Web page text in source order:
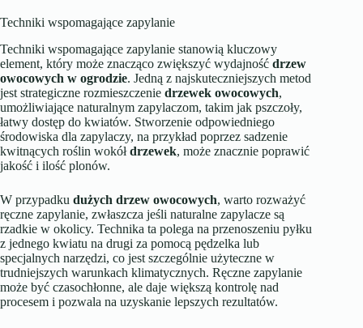
Techniki wspomagające zapylanie
Techniki wspomagające zapylanie stanowią kluczowy
element, który może znacząco zwiększyć wydajność drzew
owocowych w ogrodzie. Jedną z najskuteczniejszych metod
jest strategiczne rozmieszczenie drzewek owocowych,
umożliwiające naturalnym zapylaczom, takim jak pszczoły,
łatwy dostęp do kwiatów. Stworzenie odpowiedniego
środowiska dla zapylaczy, na przykład poprzez sadzenie
kwitnących roślin wokółdrzewek, może znacznie poprawić
jakość i ilość plonów.
W przypadku dużych drzew owocowych, warto rozważyć
ręczne zapylanie, zwłaszcza jeśli naturalne zapylacze są
rzadkie w okolicy. Technika ta polega na przenoszeniu pyłku
z jednego kwiatu na drugi za pomocą pędzelka lub
specjalnych narzędzi, co jest szczególnie użyteczne w
trudniejszych warunkach klimatycznych. Ręczne zapylanie
może być czasochłonne, ale daje większą kontrolę nad
procesem i pozwala na uzyskanie lepszych rezultatów.